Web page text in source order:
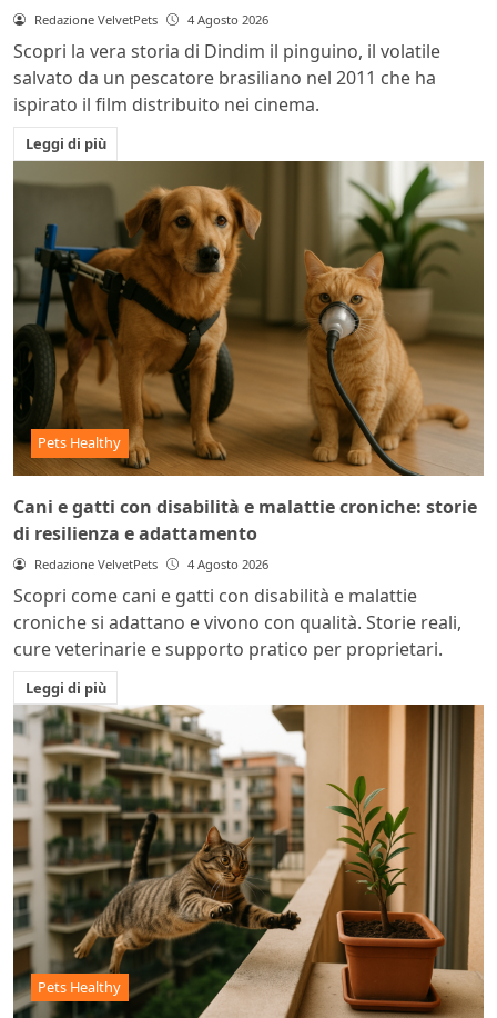
Redazione VelvetPets 4 Agosto 2026
Scopri la vera storia di Dindim il pinguino, il volatile
salvato da un pescatore brasiliano nel 2011 che ha
ispirato il film distribuito nei cinema.
Leggi di più
Pets Healthy
Cani e gatti con disabilità e malattie croniche: storie
di resilienza e adattamento
Redazione VelvetPets 4 Agosto 2026
Scopri come cani e gatti con disabilità e malattie
croniche si adattano e vivono con qualità. Storie reali,
cure veterinarie e supporto pratico per proprietari.
Leggi di più
Pets Healthy